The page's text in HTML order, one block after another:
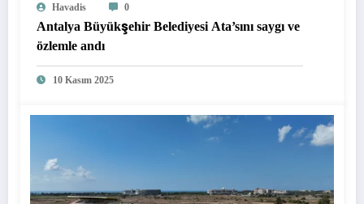
Havadis 0
Antalya Büyükşehir Belediyesi Ata’sını saygı ve
özlemle andı
10 Kasım 2025